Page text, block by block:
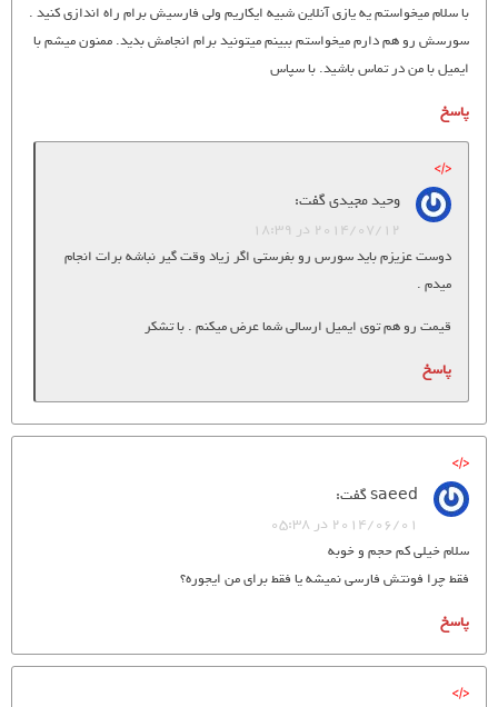
با سلام میخواستم یه یازی آنلاین شبیه ایکاریم ولی فارسیش برام راه اندازی کنید .
سورسش رو هم دارم میخواستم ببینم میتونید برام انجامش بدید. ممنون میشم با
ایمیل با من در تماس باشید. با سپاس
پاسخ
وحید مجیدیگفت:
2014/07/12 در 18:39
دوست عزیزم باید سورس رو بفرستی اگر زیاد وقت گیر نباشه برات انجام
میدم .
قیمت رو هم توی ایمیل ارسالی شما عرض میکنم . با تشکر
پاسخ
saeedگفت:
2014/06/01 در 05:38
سلام خیلی کم حجم و خوبه
فقط چرا فونتش فارسی نمیشه یا فقط برای من ایجوره؟
پاسخ